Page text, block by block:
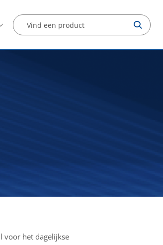
voor het dagelijkse